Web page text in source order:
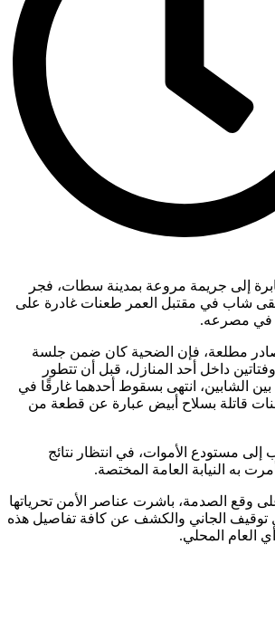
إلى جريمة مروعة بمدينة سطات، فجر
تلقى شاب في مقتبل العمر طعنات غادرة على
في مصرعه.
مطلعة، فإن الضحية كان ضمن جلسة
داخل أحد المنازل، قبل أن تتطور
بين الشابين، انتهى بسقوط أحدهما غارقًا في
قاتلة بسلاح أبيض عبارة عن قطعة من
مستودع الأموات، في انتظار نتائج
به النيابة العامة المختصة.
وقع الصدمة، باشرت عناصر الأمن تحرياتها
الجاني والكشف عن كافة تفاصيل هذه
العام المحلي.